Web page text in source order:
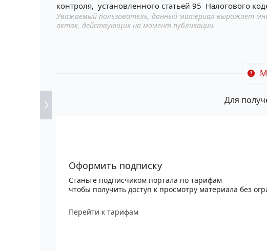
контроля, установленного статьей 95 Налогового
Уважаемый пользователь, данный материал выражает
актах, действующих на момент публикации.
Для
Оформить подписку
Станьте подписчиком портала по тарифам
чтобы получить доступ к просмотру материала без
Перейти к тарифам